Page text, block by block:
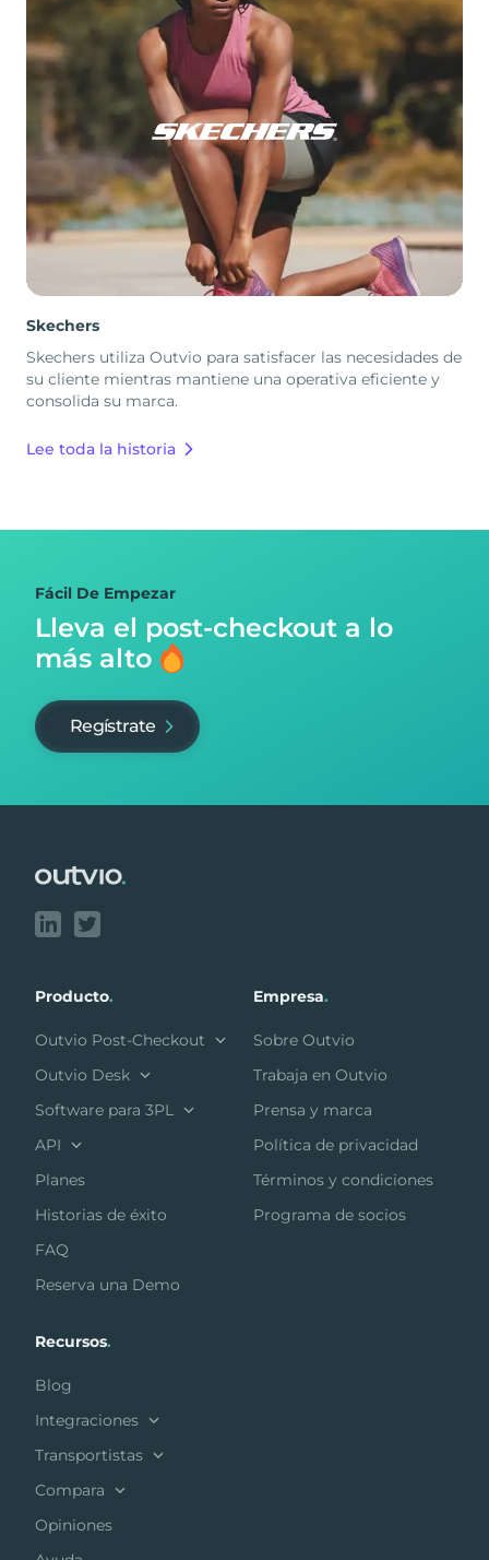
Skechers
Skechers utiliza Outvio para satisfacer las necesidades de
su cliente mientras mantiene una operativa eficiente y
consolida su marca.
Lee toda la historia
Fácil De Empezar
Lleva el post-checkout a lo
más alto
Regístrate
Producto.
Outvio Post-Checkout
Outvio Desk
Software para 3PL
API
Planes
Historias de éxito
FAQ
Reserva una Demo
Empresa.
Sobre Outvio
Trabaja en Outvio
Prensa y marca
Política de privacidad
Términos y condiciones
Programa de socios
Recursos.
Blog
Integraciones
Transportistas
Compara
Opiniones